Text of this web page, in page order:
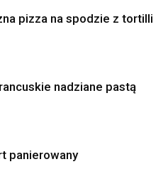
pizza na spodzie z tortilli
nadziane pastą
panierowany